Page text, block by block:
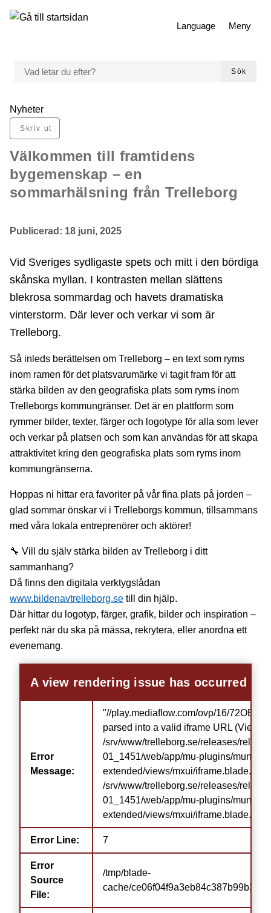
Gå till innehåll
till huvudmeny
Language
Meny
Sök
Du är här:
Nyheter
Skriv ut
Välkommen till framtidens
bygemenskap – en
sommarhälsning från Trelleborg
Publicerad: 18 juni, 2025
Vid Sveriges sydligaste spets och mitt i den bördiga
skånska myllan. I kontrasten mellan slättens
blekrosa sommardag och havets dramatiska
vinterstorm. Där lever och verkar vi som är
Trelleborg.
Så inleds berättelsen om Trelleborg – en text som ryms
inom ramen för det platsvarumärke vi tagit fram för att
stärka bilden av den geografiska plats som ryms inom
Trelleborgs kommungränser. Det är en plattform som
rymmer bilder, texter, färger och logotype för alla som lever
och verkar på platsen och som kan användas för att skapa
attraktivitet kring den geografiska plats som ryms inom
kommungränserna.
Hoppas ni hittar era favoriter på vår fina plats på jorden –
glad sommar önskar vi i Trelleborgs kommun, tillsammans
med våra lokala entreprenörer och aktörer!
🔧 Vill du själv stärka bilden av Trelleborg i ditt
sammanhang?
Då finns den digitala verktygslådan
www.bildenavtrelleborg.se till din hjälp.
Där hittar du logotyp, färger, grafik, bilder och inspiration –
perfekt när du ska på mässa, rekrytera, eller anordna ett
evenemang.
A view rendering issue has occurred
Error
Message:
"//play.mediaflow.com/ovp/16/
parsed into a valid iframe URL (View:
/srv/www/trelleborg.se/releases/
01_1451/web/app/mu-plugins/
extended/views/mxui/
/srv/www/trelleborg.se/releases/
01_1451/web/app/mu-plugins/
extended/views/mxui/iframe.blade.php)
Error Line: 7
Error
Source
File:
/tmp/blade-
cache/